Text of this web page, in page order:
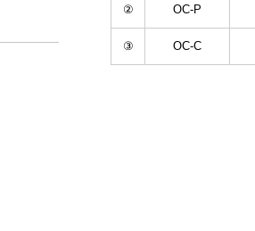
② OC-P
③ OC-C